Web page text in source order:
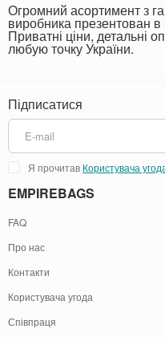
Огромний асортимент з
виробника презентован
Приватні ціни, детальні
любую точку України.
Підписатися
Я прочитав Користувача
EMPIREBAGS
FAQ
Про нас
Контакти
Користувача угода
Співпраця